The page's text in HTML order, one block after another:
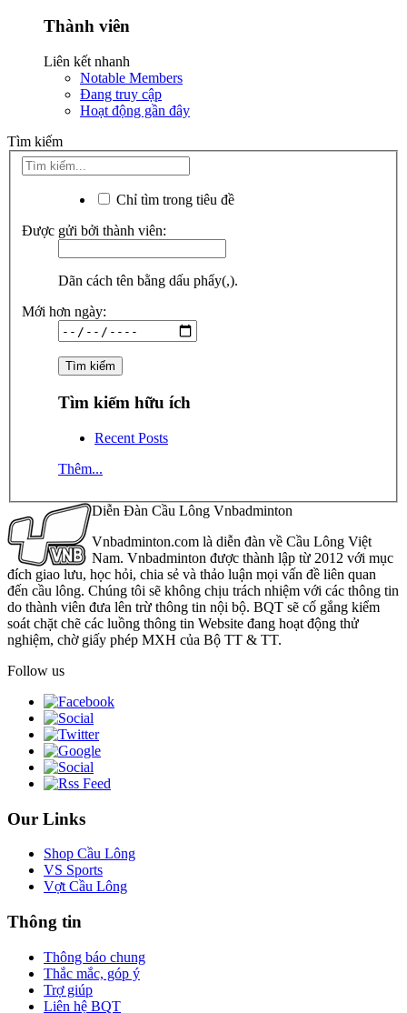
Thành viên
Liên kết nhanh
Notable Members
Đang truy cập
Hoạt động gần đây
Tìm kiếm
Chỉ tìm trong tiêu đề
Được gửi bởi thành viên:
Dãn cách tên bằng dấu phẩy(,).
Mới hơn ngày:
Tìm kiếm hữu ích
Recent Posts
Thêm...
Diễn Đàn Cầu Lông Vnbadminton
Vnbadminton.com là diễn đàn về Cầu Lông Việt
Nam. Vnbadminton được thành lập từ 2012 với mục
đích giao lưu, học hỏi, chia sẻ và thảo luận mọi vấn đề liên quan
đến cầu lông. Chúng tôi sẽ không chịu trách nhiệm với các thông tin
do thành viên đưa lên trừ thông tin nội bộ. BQT sẽ cố gắng kiểm
soát chặt chẽ các luồng thông tin Website đang hoạt động thử
nghiệm, chờ giấy phép MXH của Bộ TT & TT.
Follow us
Our Links
Shop Cầu Lông
VS Sports
Vợt Cầu Lông
Thông tin
Thông báo chung
Thắc mắc, góp ý
Trợ giúp
Liên hệ BQT